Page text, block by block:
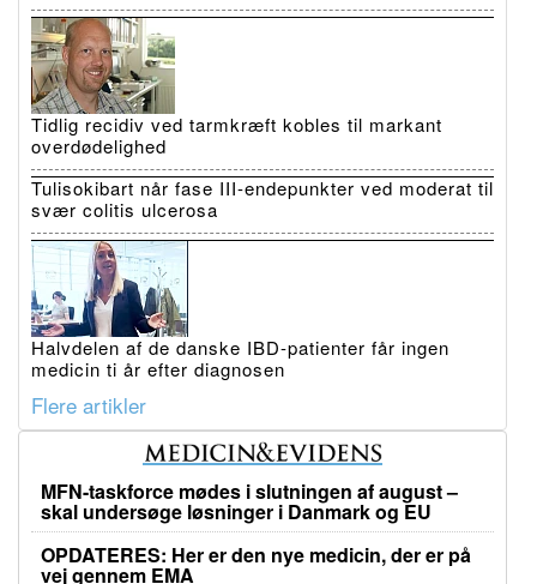
Tidlig recidiv ved tarmkræft kobles til markant
overdødelighed
Tulisokibart når fase III-endepunkter ved moderat til
svær colitis ulcerosa
Halvdelen af de danske IBD-patienter får ingen
medicin ti år efter diagnosen
Flere artikler
MFN-taskforce mødes i slutningen af august –
skal undersøge løsninger i Danmark og EU
OPDATERES: Her er den nye medicin, der er på
vej gennem EMA